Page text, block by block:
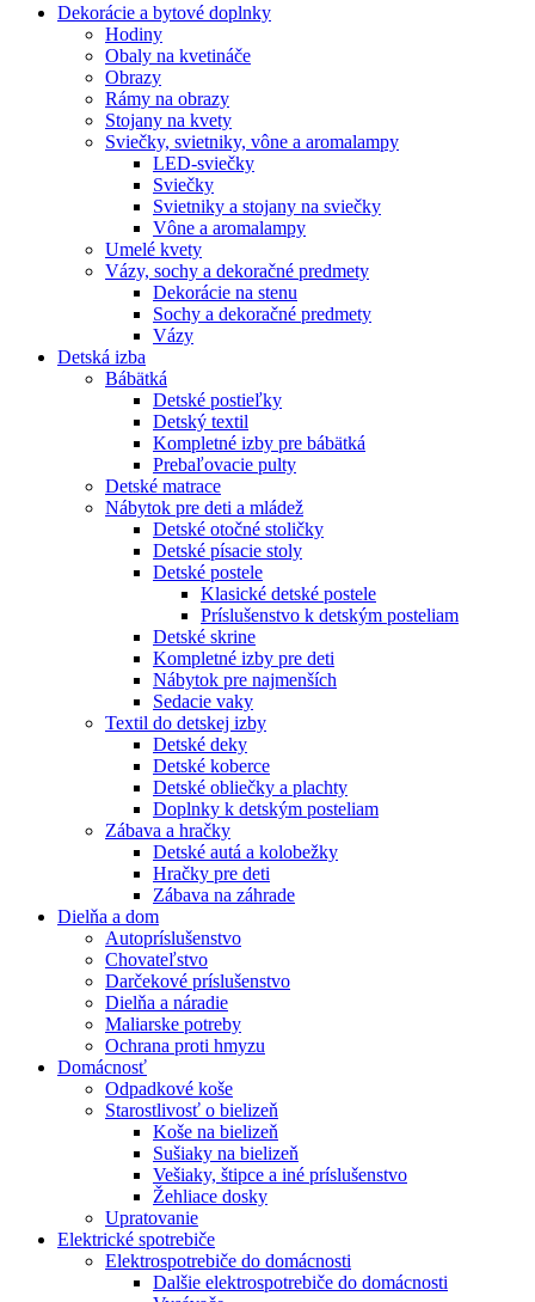
Dekorácie a bytové doplnky
Hodiny
Obaly na kvetináče
Obrazy
Rámy na obrazy
Stojany na kvety
Sviečky, svietniky, vône a aromalampy
LED-sviečky
Sviečky
Svietniky a stojany na sviečky
Vône a aromalampy
Umelé kvety
Vázy, sochy a dekoračné predmety
Dekorácie na stenu
Sochy a dekoračné predmety
Vázy
Detská izba
Bábätká
Detské postieľky
Detský textil
Kompletné izby pre bábätká
Prebaľovacie pulty
Detské matrace
Nábytok pre deti a mládež
Detské otočné stoličky
Detské písacie stoly
Detské postele
Klasické detské postele
Príslušenstvo k detským posteliam
Detské skrine
Kompletné izby pre deti
Nábytok pre najmenších
Sedacie vaky
Textil do detskej izby
Detské deky
Detské koberce
Detské obliečky a plachty
Doplnky k detským posteliam
Zábava a hračky
Detské autá a kolobežky
Hračky pre deti
Zábava na záhrade
Dielňa a dom
Autopríslušenstvo
Chovateľstvo
Darčekové príslušenstvo
Dielňa a náradie
Maliarske potreby
Ochrana proti hmyzu
Domácnosť
Odpadkové koše
Starostlivosť o bielizeň
Koše na bielizeň
Sušiaky na bielizeň
Vešiaky, štipce a iné príslušenstvo
Žehliace dosky
Upratovanie
Elektrické spotrebiče
Elektrospotrebiče do domácnosti
Dalšie elektrospotrebiče do domácnosti